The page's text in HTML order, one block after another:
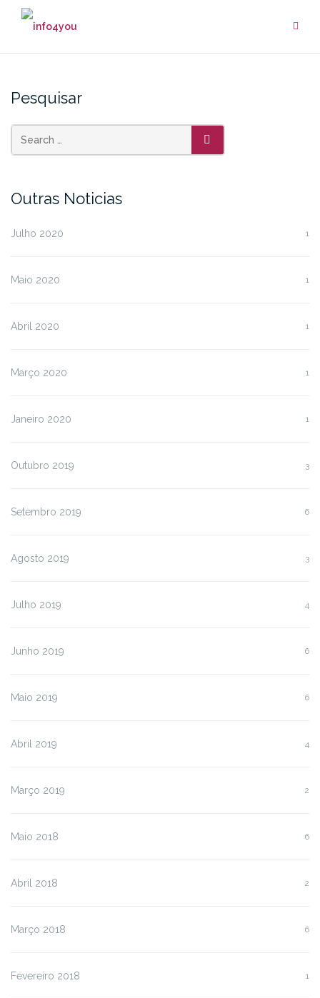
Pesquisar
SEARCH
Outras Noticias
Julho 2020 1
Maio 2020 1
Abril 2020 1
Março 2020 1
Janeiro 2020 1
Outubro 2019 3
Setembro 2019 6
Agosto 2019 3
Julho 2019 4
Junho 2019 6
Maio 2019 6
Abril 2019 4
Março 2019 2
Maio 2018 6
Abril 2018 2
Março 2018 6
Fevereiro 2018 1